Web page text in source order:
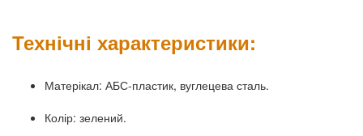
Технічні характеристики:
Матерікал: АБС-пластик, вуглецева сталь.
Колір: зелений.